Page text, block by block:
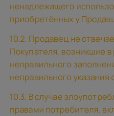
ненадлежащего
приобретённых у
10.2. Продавец не
Покупателя, возникшие в
неправильного
неправильного указания
10.3. В случае
правами потребителя,